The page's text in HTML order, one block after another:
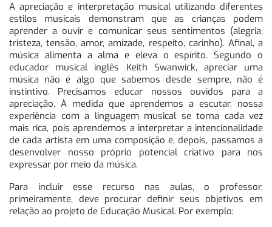
A apreciação e interpretação musical utilizando diferentes
estilos musicais demonstram que as crianças podem
aprender a ouvir e comunicar seus sentimentos (alegria,
tristeza, tensão, amor, amizade, respeito, carinho). Afinal, a
música alimenta a alma e eleva o espírito. Segundo o
educador musical inglês Keith Swanwick, apreciar uma
música não é algo que sabemos desde sempre, não é
instintivo. Precisamos educar nossos ouvidos para a
apreciação. À medida que aprendemos a escutar, nossa
experiência com a linguagem musical se torna cada vez
mais rica, pois aprendemos a interpretar a intencionalidade
de cada artista em uma composição e, depois, passamos a
desenvolver nosso próprio potencial criativo para nos
expressar por meio da música.
Para incluir esse recurso nas aulas, o professor,
primeiramente, deve procurar definir seus objetivos em
relação ao projeto de Educação Musical. Por exemplo: